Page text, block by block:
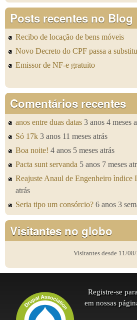
Posts recentes no Blog
Recibo de locação de bens móveis
Novo Decreto do CPF passa a
Emissor de NF-e gratuito
Comentários recentes
anos entre duas datas 3 anos 4 meses
Só 17k 3 anos 11 meses atrás
Boa noite! 4 anos 5 meses atrás
Pacta sunt servanda 5 anos 7 meses
Reajuste Anaul de Engenheiro ìndice
atrás
Seria tipo um consórcio? 6 anos 3
Visitantes no globo
Visitantes desde 11/
Registre-se
em nossas